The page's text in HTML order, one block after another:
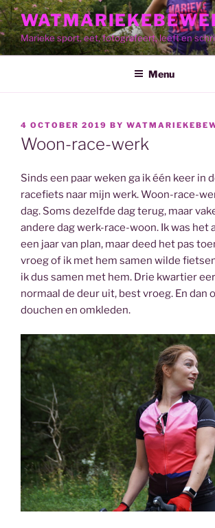
Skip
to
contentMarieke sport, eet, fotografeert, leeft en
Menu
POSTED
ON
4 OCTOBER 2019 BY
Woon-race-werk
Sinds een paar weken ga ik één keer in
racefiets naar mijn werk. Woon-race-
dag. Soms dezelfde dag terug, maar
andere dag werk-race-woon. Ik was het
een jaar van plan, maar deed het pas
vroeg of ik met hem samen wilde
ik dus samen met hem. Drie kwartier
normaal de deur uit, best vroeg. En dan
douchen en omkleden.